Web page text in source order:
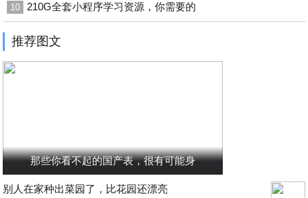
10 210G全套小程序学习资源，你需要的
推荐图文
那些你看不起的国产表，很有可能身
别人在家种出菜园了，比花园还漂亮